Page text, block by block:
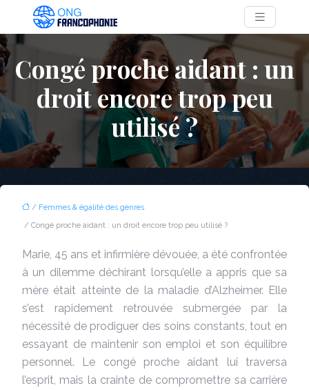
Congé proche aidant : un
droit encore trop peu
utilisé ?
/ Femmes & égalité des genres
/ Congé proche aidant : un droit encore trop peu utilisé ?
Marie, 45 ans et infirmière dévouée, a été confrontée
à un dilemme déchirant lorsqu’elle a appris que sa
mère était atteinte de la maladie d’Alzheimer. Elle
s’est rapidement retrouvée submergée par la
nécessité de prodiguer des soins constants, tout en
essayant de maintenir son emploi et son équilibre
personnel. Le congé proche aidant lui traversa
l’esprit, mais la crainte de compromettre sa carrière